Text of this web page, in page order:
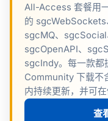
All-Access 套餐用
的 sgcWebSockets
sgcMQ、sgcSocial
sgcOpenAPI、
sgcIndy。每一款都
Community 下载不
内持续更新，并可
查